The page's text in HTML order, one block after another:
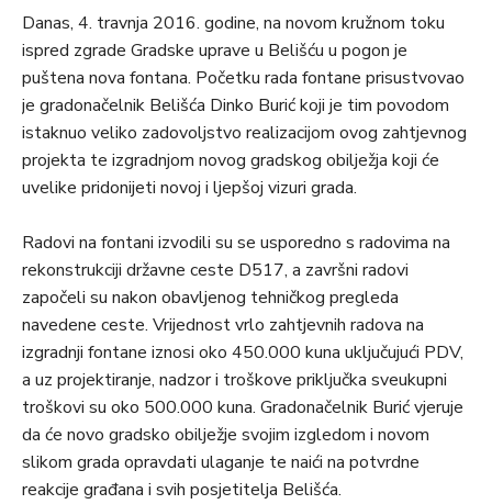
Danas, 4. travnja 2016. godine, na novom kružnom toku
ispred zgrade Gradske uprave u Belišću u pogon je
puštena nova fontana. Početku rada fontane prisustvovao
je gradonačelnik Belišća Dinko Burić koji je tim povodom
istaknuo veliko zadovoljstvo realizacijom ovog zahtjevnog
projekta te izgradnjom novog gradskog obilježja koji će
uvelike pridonijeti novoj i ljepšoj vizuri grada.
Radovi na fontani izvodili su se usporedno s radovima na
rekonstrukciji državne ceste D517, a završni radovi
započeli su nakon obavljenog tehničkog pregleda
navedene ceste. Vrijednost vrlo zahtjevnih radova na
izgradnji fontane iznosi oko 450.000 kuna uključujući PDV,
a uz projektiranje, nadzor i troškove priključka sveukupni
troškovi su oko 500.000 kuna. Gradonačelnik Burić vjeruje
da će novo gradsko obilježje svojim izgledom i novom
slikom grada opravdati ulaganje te naići na potvrdne
reakcije građana i svih posjetitelja Belišća.